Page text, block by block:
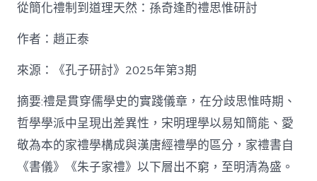
找
空
間】
從
簡
化
禮
從簡化禮制到道理天然：孫奇逢酌禮思惟研討
作者：趙正泰
來源：《孔子研討》2025年第3期
摘要:禮是貫穿儒學史的實踐儀章，在分歧思惟時期、
哲學學派中呈現出差異性，宋明理學以易知簡能、愛
敬為本的家禮學構成與漢唐經禮學的區分，家禮書自
《書儀》《朱子家禮》以下層出不窮，至明清為盛。